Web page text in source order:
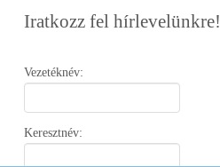
Iratkozz fel hírlevelünkre!
Vezetéknév:
Keresztnév: